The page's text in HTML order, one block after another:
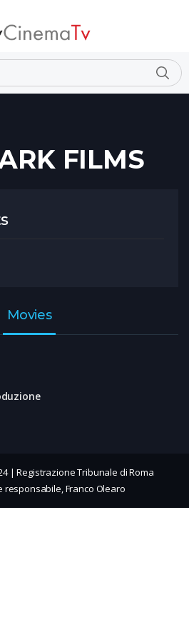
FILMS
FILMS
Movies
| Registrazione Tribunale di Roma
responsabile, Franco Olearo